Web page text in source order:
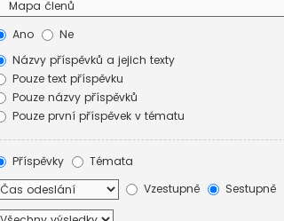
Ano
Ne
Názvy příspěvků a jejich texty
Pouze text příspěvku
Pouze názvy příspěvků
Pouze první příspěvek v tématu
Příspěvky
Témata
Vzestupně
Sestupně